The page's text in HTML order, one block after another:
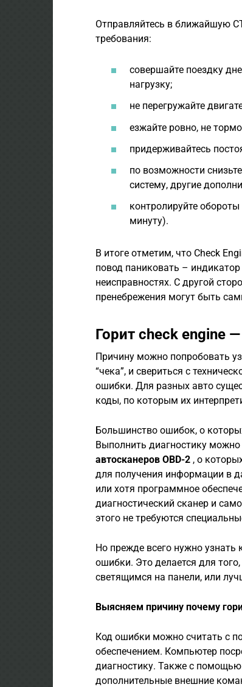
Отправляйтесь в ближайшую
требования:
совершайте поездку
нагрузку;
не перегружайте
езжайте ровно, не
придерживайтесь
по возможности
систему, другие
контролируйте
минуту).
В итоге отметим, что Check
повод паниковать –
неисправностях. С другой
пренебрежения могут быть
Горит check engine
Причину можно попробовать
“чека”, и свериться с
ошибки. Для разных авто
коды, по которым их
Большинство ошибок, о
Выполнить диагностику
автосканеров OBD-2 , о
для получения информации в
или хотя программное
диагностический сканер и
этого не требуются
Но прежде всего нужно узнать
ошибки. Это делается для
светящимся на панели, или
Выясняем причину почему
Код ошибки можно считать с
обеспечением. Компьютер
диагностику. Также с
дополнительные внешние